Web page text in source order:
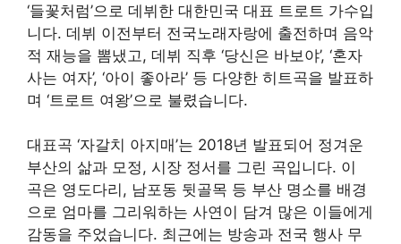
‘들꽃처럼’으로 데뷔한 대한민국 대표 트로트 가수입
니다. 데뷔 이전부터 전국노래자랑에 출전하며 음악
적 재능을 뽐냈고, 데뷔 직후 ‘당신은 바보야’, ‘혼자
사는 여자’, ‘아이 좋아라’ 등 다양한 히트곡을 발표하
며 ‘트로트 여왕’으로 불렸습니다.
대표곡 ‘자갈치 아지매’는 2018년 발표되어 정겨운
부산의 삶과 모정, 시장 정서를 그린 곡입니다. 이
곡은 영도다리, 남포동 뒷골목 등 부산 명소를 배경
으로 엄마를 그리워하는 사연이 담겨 많은 이들에게
감동을 주었습니다. 최근에는 방송과 전국 행사 무